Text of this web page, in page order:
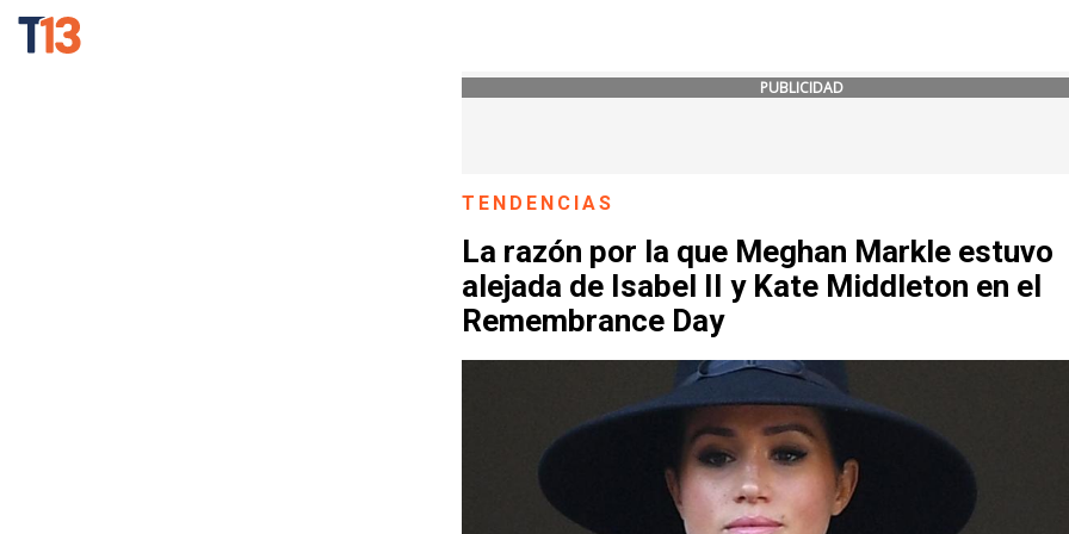
PUBLICIDAD
TENDENCIAS
La razón por la que Meghan Markle estuvo
alejada de Isabel II y Kate Middleton en el
Remembrance Day